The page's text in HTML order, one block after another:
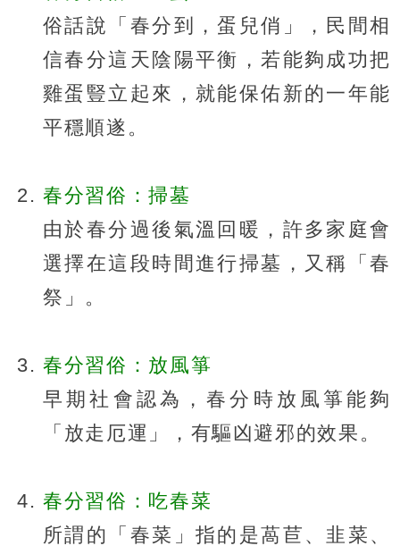
俗話說「春分到，蛋兒俏」，民間相
信春分這天陰陽平衡，若能夠成功把
雞蛋豎立起來，就能保佑新的一年能
平穩順遂。
春分習俗：掃墓
由於春分過後氣溫回暖，許多家庭會
選擇在這段時間進行掃墓，又稱「春
祭」。
春分習俗：放風箏
早期社會認為，春分時放風箏能夠
「放走厄運」，有驅凶避邪的效果。
春分習俗：吃春菜
所謂的「春菜」指的是萵苣、韭菜、